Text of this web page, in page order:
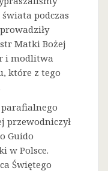
świata podczas
Matki Bożej
i modlitwa
które z tego
przewodniczył
Guido
w Polsce.
Świętego